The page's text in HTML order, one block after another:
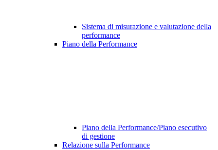
Sistema di misurazione e valutazione della
performance
Piano della Performance
Piano della Performance/Piano esecutivo
di gestione
Relazione sulla Performance